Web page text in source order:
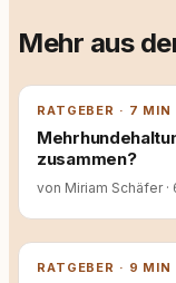
Mehr aus
RATGEBER · 7 MIN
zusammen?
von Miriam Schäfer ·
RATGEBER · 9 MIN